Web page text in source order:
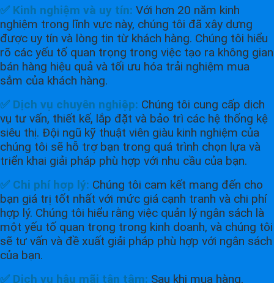
✅ Kinh nghiệm và uy tín: Với hơn 20 năm kinh
nghiệm trong lĩnh vực này, chúng tôi đã xây dựng
được uy tín và lòng tin từ khách hàng. Chúng tôi hiểu
rõ các yếu tố quan trọng trong việc tạo ra không gian
bán hàng hiệu quả và tối ưu hóa trải nghiệm mua
sắm của khách hàng.
✅ Dịch vụ chuyên nghiệp: Chúng tôi cung cấp dịch
vụ tư vấn, thiết kế, lắp đặt và bảo trì các hệ thống kệ
siêu thị. Đội ngũ kỹ thuật viên giàu kinh nghiệm của
chúng tôi sẽ hỗ trợ bạn trong quá trình chọn lựa và
triển khai giải pháp phù hợp với nhu cầu của bạn.
✅ Chi phí hợp lý: Chúng tôi cam kết mang đến cho
bạn giá trị tốt nhất với mức giá cạnh tranh và chi phí
hợp lý. Chúng tôi hiểu rằng việc quản lý ngân sách là
một yếu tố quan trọng trong kinh doanh, và chúng tôi
sẽ tư vấn và đề xuất giải pháp phù hợp với ngân sách
của bạn.
✅ Dịch vụ hậu mãi tận tâm: Sau khi mua hàng,